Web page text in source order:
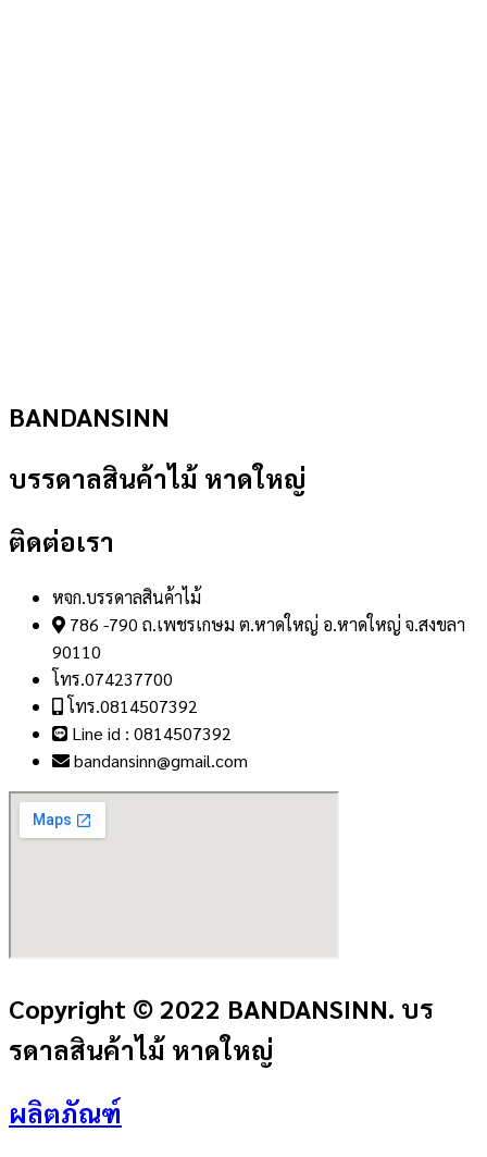
BANDANSINN
บรรดาลสินค้าไม้ หาดใหญ่
ติดต่อเรา
หจก.บรรดาลสินค้าไม้
786 -790 ถ.เพชรเกษม ต.หาดใหญ่ อ.หาดใหญ่ จ.สงขลา
90110
โทร.074237700
โทร.0814507392
Line id : 0814507392
bandansinn@gmail.com
Copyright © 2022 BANDANSINN. บร
รดาลสินค้าไม้ หาดใหญ่
ผลิตภัณฑ์